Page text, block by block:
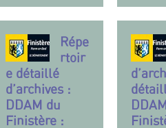
Répe
rtoir
e détaillé
d’archives :
DDAM du
Finistère :